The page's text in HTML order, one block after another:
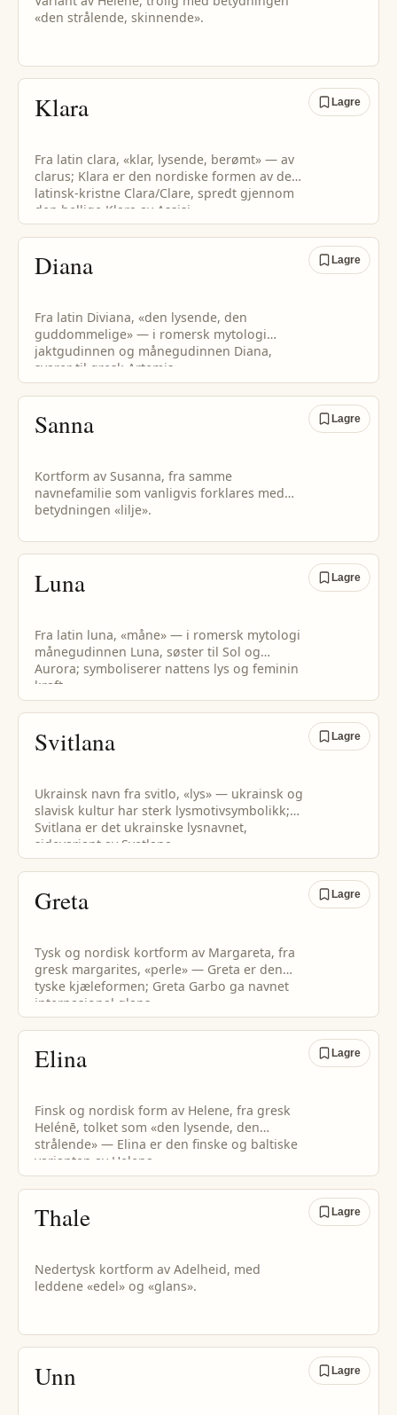
«den strålende, skinnende».
Klara
Fra latin clara, «klar, lysende, berømt» — av
clarus; Klara er den nordiske formen av det
latinsk-kristne Clara/Clare, spredt gjennom
den hellige Klara av Assisi.
Lagre
Diana
Fra latin Diviana, «den lysende, den
guddommelige» — i romersk mytologi
jaktgudinnen og månegudinnen Diana,
svarer til gresk Artemis.
Lagre
Sanna
Kortform av Susanna, fra samme
navnefamilie som vanligvis forklares med
betydningen «lilje».
Lagre
Luna
Fra latin luna, «måne» — i romersk mytologi
månegudinnen Luna, søster til Sol og
Aurora; symboliserer nattens lys og feminin
kraft.
Lagre
Svitlana
Ukrainsk navn fra svitlo, «lys» — ukrainsk og
slavisk kultur har sterk lysmotivsymbolikk;
Svitlana er det ukrainske lysnavnet,
sidevariant av Svetlana.
Lagre
Greta
Tysk og nordisk kortform av Margareta, fra
gresk margarites, «perle» — Greta er den
tyske kjæleformen; Greta Garbo ga navnet
internasjonal glans.
Lagre
Elina
Finsk og nordisk form av Helene, fra gresk
Helénē, tolket som «den lysende, den
strålende» — Elina er den finske og baltiske
varianten av Helena.
Lagre
Thale
Nedertysk kortform av Adelheid, med
leddene «edel» og «glans».
Lagre
Unn Lagre